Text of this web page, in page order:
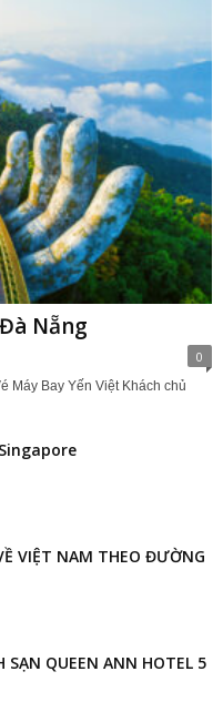
Nẵng
0
Máy Bay Yến Việt Khách chủ
VIỆT NAM THEO ĐƯỜNG
SẠN QUEEN ANN HOTEL 5